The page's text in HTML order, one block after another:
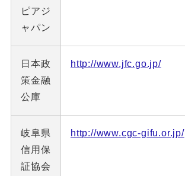
ピアジ
ャパン
日本政
策金融
公庫
http://www.jfc.go.jp/
岐阜県
信用保
証協会
http://www.cgc-gifu.or.jp/